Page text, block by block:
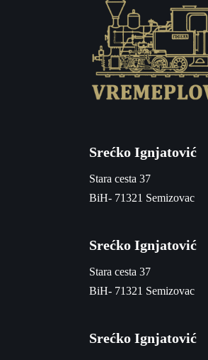
Srećko Ignjatović
Stara cesta 37
BiH- 71321 Semizovac
Srećko Ignjatović
Stara cesta 37
BiH- 71321 Semizovac
Srećko Ignjatović